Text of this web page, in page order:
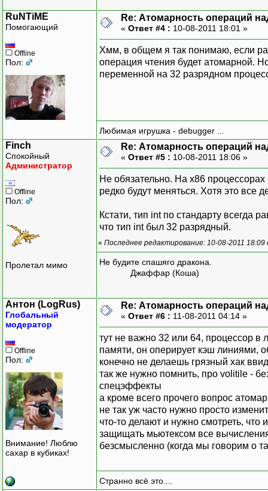
RuNTiME
Помогающий
Offline
Пол:
Re: Атомарность операций
« Ответ #4 : 10-08-2011 18:01 »
Хмм, в общем я так понимаю, если
операция чтения будет атомарной.
переменной на 32 разрядном
Любимая игрушка - debugger ...
Finch
Спокойный
Администратор
Offline
Пол:
Пролетал мимо
Re: Атомарность операций
« Ответ #5 : 10-08-2011 18:06 »
Не обязательно. На x86
редко будут меняться. Хотя это все
Кстати, тип int по стандарту всегда
что тип int был 32 разрядный.
« Последнее редактирование: 10-08-2011 18:09
Не будите спашяго дракона.
Джаффар (Коша)
Антон (LogRus)
Глобальный
модератор
Offline
Пол:
Внимание! Люблю
сахар в кубиках!
Re: Атомарность операций
« Ответ #6 : 11-08-2011 04:14 »
тут не важно 32 или 64, процессор в
памяти, он оперирует кэш линиями,
конечно не делаешь грязный хак
так же нужно помнить, про volitile -
спецэффекты
а кроме всего прочего вопрос
не так уж часто нужно просто
что-то делают и нужно смотреть,
защищать мьютексом все
безсмысленно (когда мы говорим о
Странно всё это....